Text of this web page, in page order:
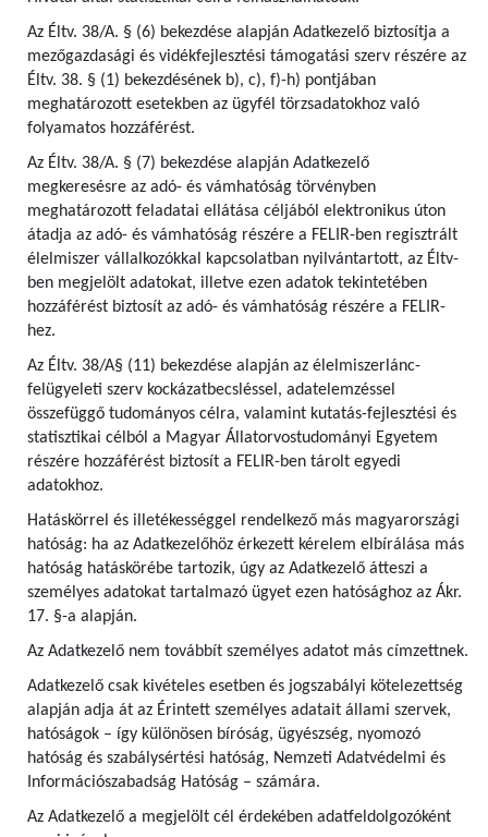
Az Éltv. 38/A. § (6) bekezdése alapján Adatkezelő biztosítja a
mezőgazdasági és vidékfejlesztési támogatási szerv részére az
Éltv. 38. § (1) bekezdésének b), c), f)-h) pontjában
meghatározott esetekben az ügyfél törzsadatokhoz való
folyamatos hozzáférést.
Az Éltv. 38/A. § (7) bekezdése alapján Adatkezelő
megkeresésre az adó- és vámhatóság törvényben
meghatározott feladatai ellátása céljából elektronikus úton
átadja az adó- és vámhatóság részére a FELIR-ben regisztrált
élelmiszer vállalkozókkal kapcsolatban nyilvántartott, az Éltv-
ben megjelölt adatokat, illetve ezen adatok tekintetében
hozzáférést biztosít az adó- és vámhatóság részére a FELIR-
hez.
Az Éltv. 38/A§ (11) bekezdése alapján az élelmiszerlánc-
felügyeleti szerv kockázatbecsléssel, adatelemzéssel
összefüggő tudományos célra, valamint kutatás-fejlesztési és
statisztikai célból a Magyar Állatorvostudományi Egyetem
részére hozzáférést biztosít a FELIR-ben tárolt egyedi
adatokhoz.
Hatáskörrel és illetékességgel rendelkező más magyarországi
hatóság: ha az Adatkezelőhöz érkezett kérelem elbírálása más
hatóság hatáskörébe tartozik, úgy az Adatkezelő átteszi a
személyes adatokat tartalmazó ügyet ezen hatósághoz az Ákr.
17. §-a alapján.
Az Adatkezelő nem továbbít személyes adatot más címzettnek.
Adatkezelő csak kivételes esetben és jogszabályi kötelezettség
alapján adja át az Érintett személyes adatait állami szervek,
hatóságok – így különösen bíróság, ügyészség, nyomozó
hatóság és szabálysértési hatóság, Nemzeti Adatvédelmi és
Információszabadság Hatóság – számára.
Az Adatkezelő a megjelölt cél érdekében adatfeldolgozóként